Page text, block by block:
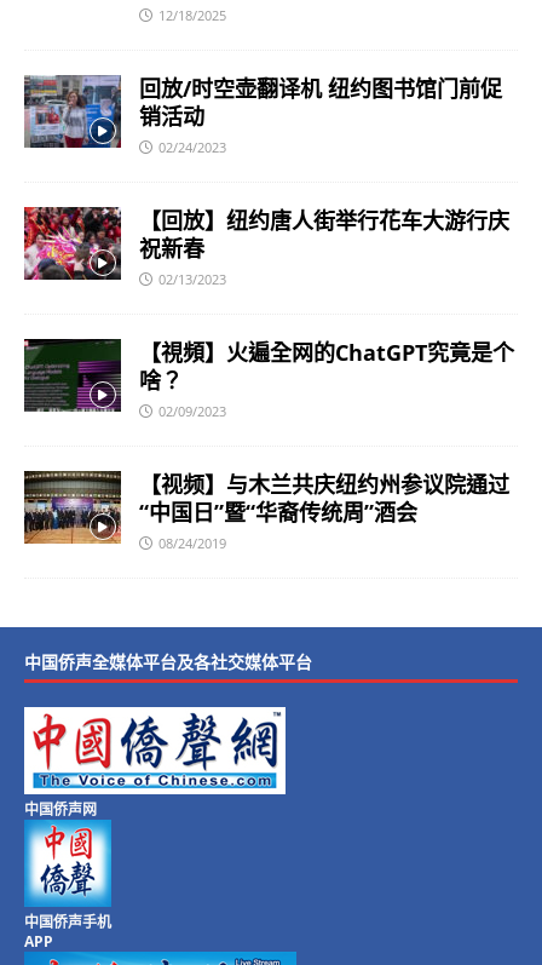
12/18/2025
回放/时空壶翻译机 纽约图书馆门前促
销活动
02/24/2023
【回放】纽约唐人街举行花车大游行庆
祝新春
02/13/2023
【視頻】火遍全网的ChatGPT究竟是个
啥？
02/09/2023
【视频】与木兰共庆纽约州参议院通过
“中国日”暨“华裔传统周”酒会
08/24/2019
中国侨声全媒体平台及各社交媒体平台
中国侨声网
中国侨声手机
APP